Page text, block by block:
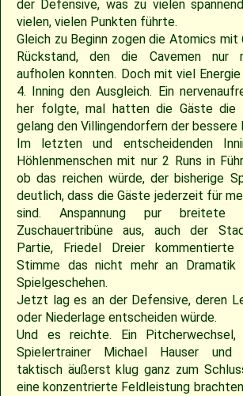
der Defensive, was zu vielen
vielen, vielen Punkten führte.
Gleich zu Beginn zogen die Atomics mit
Rückstand, den die Cavemen nur
aufholen konnten. Doch mit viel
4. Inning den Ausgleich. Ein
her folgte, mal hatten die Gäste die
gelang den Villingendorfern der bessere
Im letzten und entscheidenden
Höhlenmenschen mit nur 2 Runs in
ob das reichen würde, der bisherige
deutlich, dass die Gäste jederzeit für
sind. Anspannung pur
Zuschauertribüne aus, auch der
Partie, Friedel Dreier kommentierte
Stimme das nicht mehr an Dramatik
Spielgeschehen.
Jetzt lag es an der Defensive, deren
oder Niederlage entscheiden würde.
Und es reichte. Ein
Spielertrainer Michael Hauser und
taktisch äußerst klug ganz zum
eine konzentrierte Feldleistung
2013
2012
2011
2010
2009
2007
Saison 2014
Saison 2013
Saison 2012
Saison 2011
Saison 2010
Saison 2009